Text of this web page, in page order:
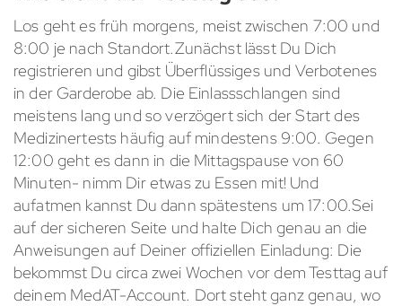
Los geht es früh morgens, meist zwischen 7:00 und
8:00 je nach Standort.Zunächst lässt Du Dich
registrieren und gibst Überflüssiges und Verbotenes
in der Garderobe ab. Die Einlassschlangen sind
meistens lang und so verzögert sich der Start des
Medizinertests häufig auf mindestens 9:00. Gegen
12:00 geht es dann in die Mittagspause von 60
Minuten- nimm Dir etwas zu Essen mit! Und
aufatmen kannst Du dann spätestens um 17:00.Sei
auf der sicheren Seite und halte Dich genau an die
Anweisungen auf Deiner offiziellen Einladung: Die
bekommst Du circa zwei Wochen vor dem Testtag auf
deinem MedAT-Account. Dort steht ganz genau, wo